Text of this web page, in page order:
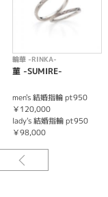
輪華 -RINKA-
菫 -SUMIRE-
men's 結婚指輪 pt950
￥120,000
lady's 結婚指輪 pt950
￥98,000